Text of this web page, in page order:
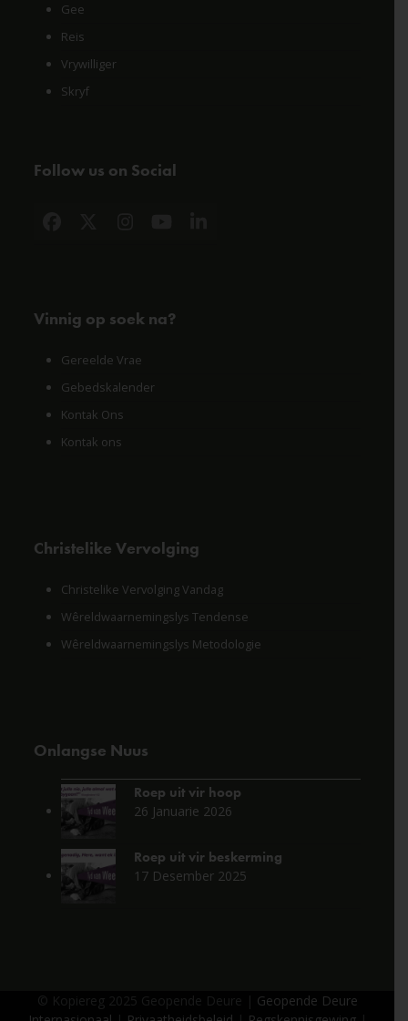
Gee
Reis
Vrywilliger
Skryf
Follow us on Social
Vinnig op soek na?
Gereelde Vrae
Gebedskalender
Kontak Ons
Kontak ons
Christelike Vervolging
Christelike Vervolging Vandag
Wêreldwaarnemingslys Tendense
Wêreldwaarnemingslys Metodologie
Onlangse Nuus
Roep uit vir hoop
26 Januarie 2026
Roep uit vir beskerming
17 Desember 2025
© Kopiereg 2025 Geopende Deure | Geopende Deure